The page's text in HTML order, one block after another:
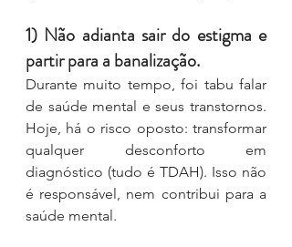
1) Não adianta sair do estigma e
partir para a banalização.
Durante muito tempo, foi tabu falar
de saúde mental e seus transtornos.
Hoje, há o risco oposto: transformar
qualquer desconforto em
diagnóstico (tudo é TDAH). Isso não
é responsável, nem contribui para a
saúde mental.